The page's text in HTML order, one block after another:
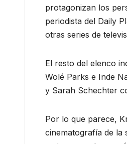
protagonizan los
periodista del Daily
otras series de
El resto del elenco
Wolé Parks e Inde
y Sarah Schechter
Por lo que parece,
cinematografía de la